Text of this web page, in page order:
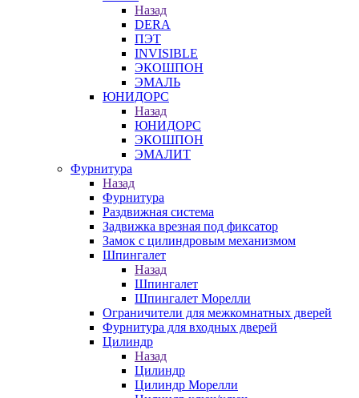
Назад
DERA
ПЭТ
INVISIBLE
ЭКОШПОН
ЭМАЛЬ
ЮНИДОРС
Назад
ЮНИДОРС
ЭКОШПОН
ЭМАЛИТ
Фурнитура
Назад
Фурнитура
Раздвижная система
Задвижка врезная под фиксатор
Замок с цилиндровым механизмом
Шпингалет
Назад
Шпингалет
Шпингалет Морелли
Ограничители для межкомнатных дверей
Фурнитура для входных дверей
Цилиндр
Назад
Цилиндр
Цилиндр Морелли